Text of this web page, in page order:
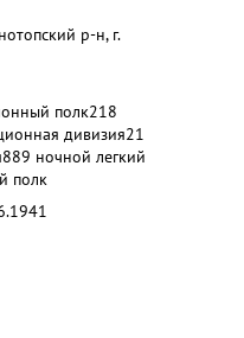
р-н, г.
полк218
дивизия21
889 ночной легкий
полк